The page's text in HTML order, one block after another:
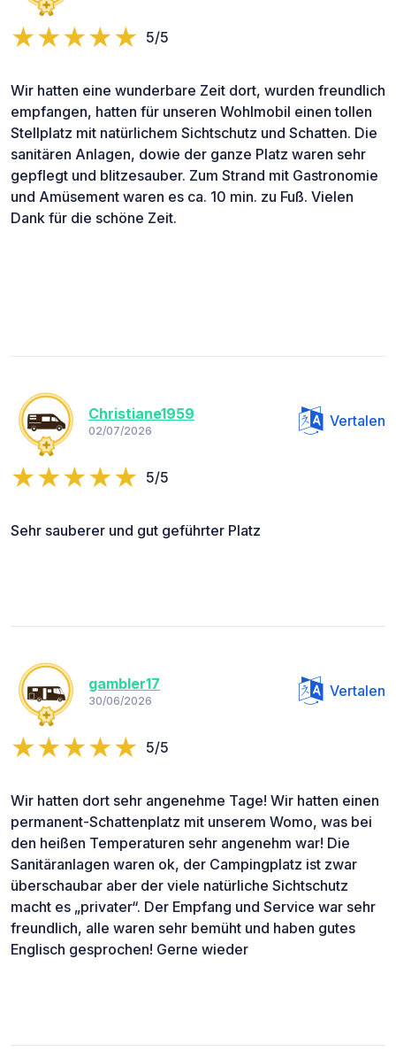
5/5
Wir hatten eine wunderbare Zeit dort, wurden freundlich
empfangen, hatten für unseren Wohlmobil einen tollen
Stellplatz mit natürlichem Sichtschutz und Schatten. Die
sanitären Anlagen, dowie der ganze Platz waren sehr
gepflegt und blitzesauber. Zum Strand mit Gastronomie
und Amüsement waren es ca. 10 min. zu Fuß. Vielen
Dank für die schöne Zeit.
Christiane1959
02/07/2026
Vertalen
5/5
Sehr sauberer und gut geführter Platz
gambler17
30/06/2026
Vertalen
5/5
Wir hatten dort sehr angenehme Tage! Wir hatten einen
permanent-Schattenplatz mit unserem Womo, was bei
den heißen Temperaturen sehr angenehm war! Die
Sanitäranlagen waren ok, der Campingplatz ist zwar
überschaubar aber der viele natürliche Sichtschutz
macht es „privater“. Der Empfang und Service war sehr
freundlich, alle waren sehr bemüht und haben gutes
Englisch gesprochen! Gerne wieder